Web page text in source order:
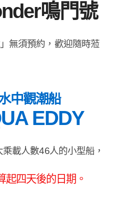
鳴門號
無須預約，歡迎隨時蒞
中觀潮船
EDDY
載人數46人的小型船，
四天後的日期。